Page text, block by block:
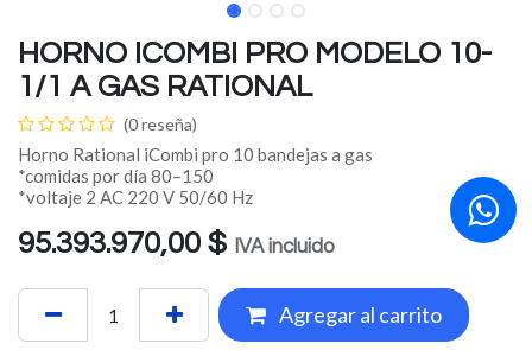
HORNO ICOMBI PRO MODELO 10-
1/1 A GAS RATIONAL
(0 reseña)
Horno Rational iCombi pro 10 bandejas a gas
*comidas por día 80–150
*voltaje 2 AC 220 V 50/60 Hz
95.393.970,00 $ IVA incluido
Agregar al carrito